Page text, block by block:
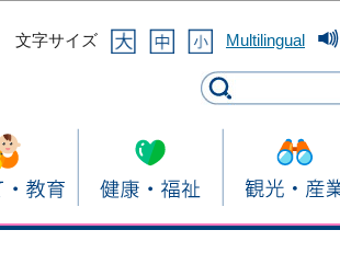
文字サイズ
Multilingual